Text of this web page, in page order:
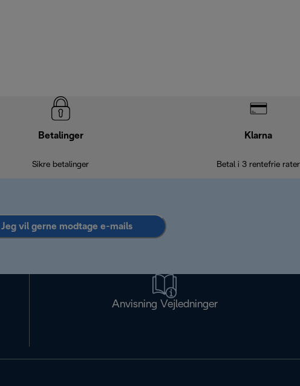
Betalinger
Sikre betalinger
Klarna
Betal i 3 rentefrie rater
Jeg vil gerne modtage e-mails
Anvisning Vejledninger